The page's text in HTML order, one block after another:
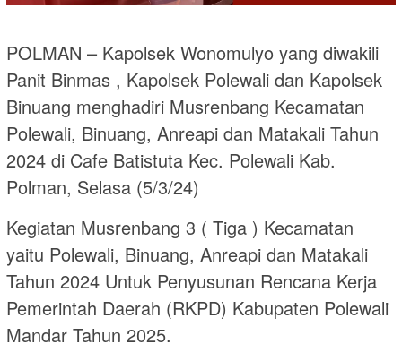
POLMAN – Kapolsek Wonomulyo yang diwakili
Panit Binmas , Kapolsek Polewali dan Kapolsek
Binuang menghadiri Musrenbang Kecamatan
Polewali, Binuang, Anreapi dan Matakali Tahun
2024 di Cafe Batistuta Kec. Polewali Kab.
Polman, Selasa (5/3/24)
Kegiatan Musrenbang 3 ( Tiga ) Kecamatan
yaitu Polewali, Binuang, Anreapi dan Matakali
Tahun 2024 Untuk Penyusunan Rencana Kerja
Pemerintah Daerah (RKPD) Kabupaten Polewali
Mandar Tahun 2025.